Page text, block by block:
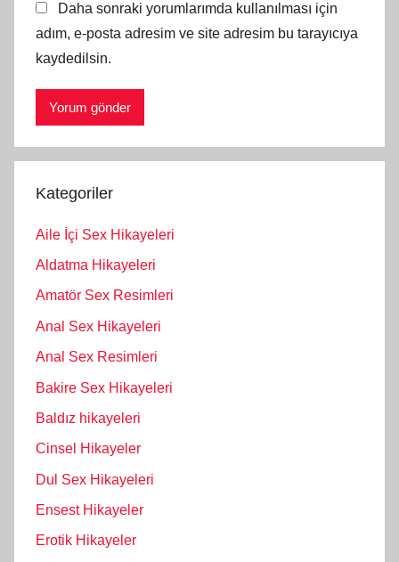
Daha sonraki yorumlarımda kullanılması için
adım, e-posta adresim ve site adresim bu tarayıcıya
kaydedilsin.
Kategoriler
Aile İçi Sex Hikayeleri
Aldatma Hikayeleri
Amatör Sex Resimleri
Anal Sex Hikayeleri
Anal Sex Resimleri
Bakire Sex Hikayeleri
Baldız hikayeleri
Cinsel Hikayeler
Dul Sex Hikayeleri
Ensest Hikayeler
Erotik Hikayeler